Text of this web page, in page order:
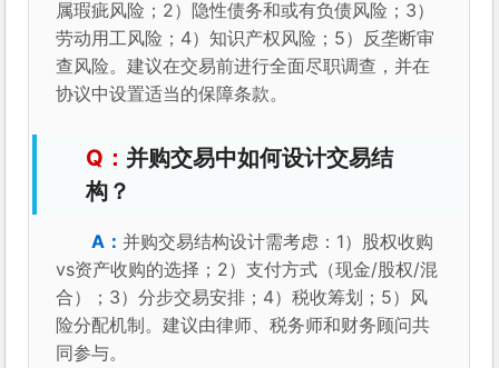
属瑕疵风险；2）隐性债务和或有负债风险；3）
劳动用工风险；4）知识产权风险；5）反垄断审
查风险。建议在交易前进行全面尽职调查，并在
协议中设置适当的保障条款。
并购交易中如何设计交易结
构？
并购交易结构设计需考虑：1）股权收购
vs资产收购的选择；2）支付方式（现金/股权/混
合）；3）分步交易安排；4）税收筹划；5）风
险分配机制。建议由律师、税务师和财务顾问共
同参与。